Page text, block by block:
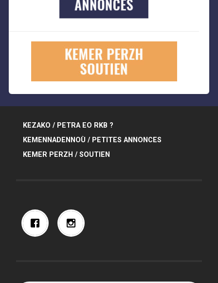
KEZAKO / PETRA EO RKB ?
KEMENNADENNOÙ / PETITES ANNONCES
KEMER PERZH / SOUTIEN